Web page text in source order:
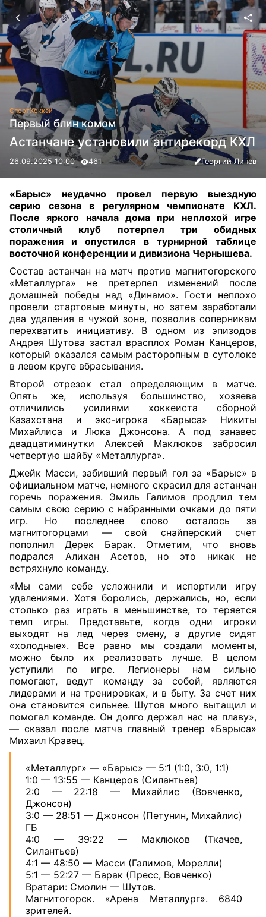
СпортХоккей
Первый блин комом
Астанчане установили антирекорд КХЛ
26.09.2025 10:00 461 Георгий Линев
«Барыс» неудачно провел первую выездную
серию сезона в регулярном чемпионате КХЛ.
После яркого начала дома при неплохой игре
столичный клуб потерпел три обидных
поражения и опустился в турнирной таблице
восточной конференции и дивизиона Чернышева.
Состав астанчан на матч против магнитогорского
«Металлурга» не претерпел изменений после
домашней победы над «Динамо». Гости неплохо
провели стартовые минуты, но затем заработали
два удаления в чужой зоне, позволив соперникам
перехватить инициативу. В одном из эпизодов
Андрея Шутова застал врасплох Роман Канцеров,
который оказался самым расторопным в сутолоке
в левом круге вбрасывания.
Второй отрезок стал определяющим в матче.
Опять же, используя большинство, хозяева
отличились усилиями хоккеиста сборной
Казахстана и экс-игрока «Барыса» Никиты
Михайлиса и Люка Джонсона. А под занавес
двадцатиминутки Алексей Маклюков забросил
четвертую шайбу «Металлурга».
Джейк Масси, забивший первый гол за «Барыс» в
официальном матче, немного скрасил для астанчан
горечь поражения. Эмиль Галимов продлил тем
самым свою серию с набранными очками до пяти
игр. Но последнее слово осталось за
магнитогорцами — свой снайперский счет
пополнил Дерек Барак. Отметим, что вновь
подрался Алихан Асетов, но это никак не
встряхнуло команду.
«Мы сами себе усложнили и испортили игру
удалениями. Хотя боролись, держались, но, если
столько раз играть в меньшинстве, то теряется
темп игры. Представьте, когда одни игроки
выходят на лед через смену, а другие сидят
«холодные». Все равно мы создали моменты,
можно было их реализовать лучше. В целом
уступили по игре. Легионеры нам сильно
помогают, ведут команду за собой, являются
лидерами и на тренировках, и в быту. За счет них
она становится сильнее. Шутов много вытащил и
помогал команде. Он долго держал нас на плаву»,
— сказал после матча главный тренер «Барыса»
Михаил Кравец.
«Металлург» — «Барыс» — 5:1 (1:0, 3:0, 1:1)
1:0 — 13:55 — Канцеров (Силантьев)
2:0 — 22:18 — Михайлис (Вовченко,
Джонсон)
3:0 — 28:51 — Джонсон (Петунин, Михайлис)
ГБ
4:0 — 39:22 — Маклюков (Ткачев,
Силантьев)
4:1 — 48:50 — Масси (Галимов, Морелли)
5:1 — 52:27 — Барак (Пресс, Вовченко)
Вратари: Смолин — Шутов.
Магнитогорск. «Арена Металлург». 6840
зрителей.